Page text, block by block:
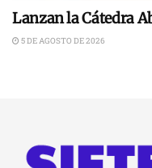
Lanzan la Cátedra
5 DE AGOSTO DE 2026